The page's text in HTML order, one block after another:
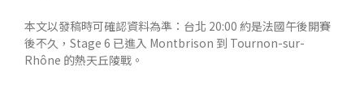
本文以發稿時可確認資料為準：台北 20:00 約是法國午後開賽
後不久，Stage 6 已進入 Montbrison 到 Tournon-sur-
Rhône 的熱天丘陵戰。